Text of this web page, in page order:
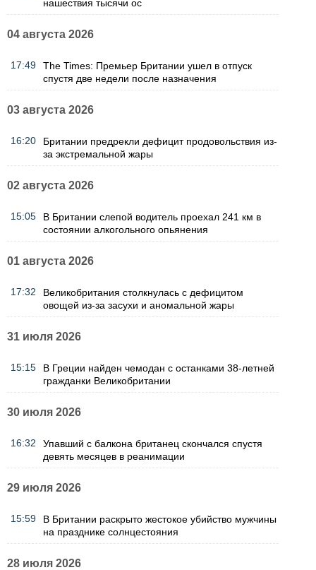
нашествия тысячи ос
04 августа 2026
17:49
The Times: Премьер Британии ушел в отпуск
спустя две недели после назначения
03 августа 2026
16:20
Британии предрекли дефицит продовольствия из-
за экстремальной жары
02 августа 2026
15:05
В Британии слепой водитель проехал 241 км в
состоянии алкогольного опьянения
01 августа 2026
17:32
Великобритания столкнулась с дефицитом
овощей из-за засухи и аномальной жары
31 июля 2026
15:15
В Греции найден чемодан с останками 38-летней
гражданки Великобритании
30 июля 2026
16:32
Упавший с балкона британец скончался спустя
девять месяцев в реанимации
29 июля 2026
15:59
В Британии раскрыто жестокое убийство мужчины
на празднике солнцестояния
28 июля 2026